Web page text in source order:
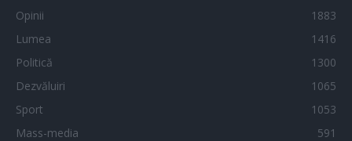
Opinii
1883
Lumea
1416
Politică
1300
Dezvăluiri
1065
Sport
1053
Mass-media
591